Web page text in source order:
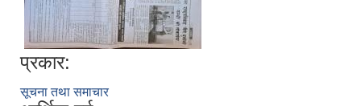
प्रकार:
सूचना तथा समाचार